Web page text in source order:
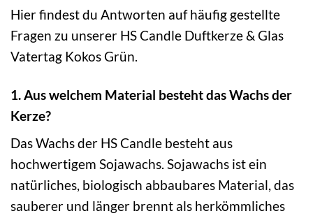
Hier findest du Antworten auf häufig gestellte
Fragen zu unserer HS Candle Duftkerze & Glas
Vatertag Kokos Grün.
1. Aus welchem Material besteht das Wachs der
Kerze?
Das Wachs der HS Candle besteht aus
hochwertigem Sojawachs. Sojawachs ist ein
natürliches, biologisch abbaubares Material, das
sauberer und länger brennt als herkömmliches